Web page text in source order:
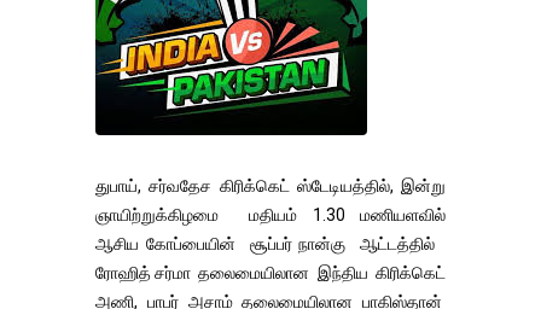
துபாய், சர்வதேச கிரிக்கெட் ஸ்டேடியத்தில், இன்று
ஞாயிற்றுக்கிழமை மதியம் 1.30 மணியளவில்
ஆசிய கோப்பையின் சூப்பர் நான்கு ஆட்டத்தில்
ரோஹித் சர்மா தலைமையிலான இந்திய கிரிக்கெட்
அணி, பாபர் அசாம் தலைமையிலான பாகிஸ்தான்